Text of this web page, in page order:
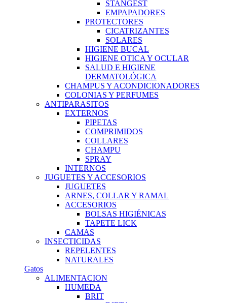
STANGEST
EMPAPADORES
PROTECTORES
CICATRIZANTES
SOLARES
HIGIENE BUCAL
HIGIENE OTICA Y OCULAR
SALUD E HIGIENE
DERMATOLÓGICA
CHAMPUS Y ACONDICIONADORES
COLONIAS Y PERFUMES
ANTIPARASITOS
EXTERNOS
PIPETAS
COMPRIMIDOS
COLLARES
CHAMPU
SPRAY
INTERNOS
JUGUETES Y ACCESORIOS
JUGUETES
ARNES, COLLAR Y RAMAL
ACCESORIOS
BOLSAS HIGIÉNICAS
TAPETE LICK
CAMAS
INSECTICIDAS
REPELENTES
NATURALES
Gatos
ALIMENTACION
HUMEDA
BRIT